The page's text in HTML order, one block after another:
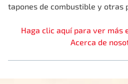
tapones de combustible y otras
Haga clic aquí para ver más
Acerca de